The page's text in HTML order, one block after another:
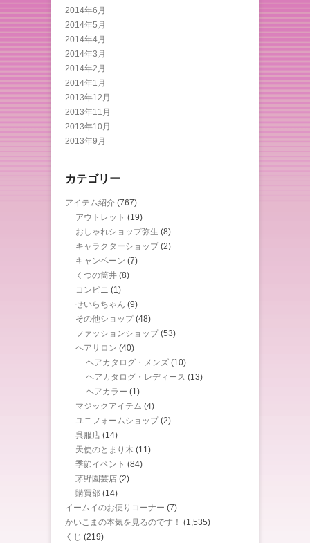
2014年6月
2014年5月
2014年4月
2014年3月
2014年2月
2014年1月
2013年12月
2013年11月
2013年10月
2013年9月
カテゴリー
アイテム紹介 (767)
アウトレット (19)
おしゃれショップ弥生 (8)
キャラクターショップ(2)
キャンペーン (7)
くつの筒井 (8)
コンビニ (1)
せいらちゃん (9)
その他ショップ(48)
ファッションショップ(53)
ヘアサロン (40)
ヘアカタログ・メンズ (10)
ヘアカタログ・レディース (13)
ヘアカラー (1)
マジックアイテム (4)
ユニフォームショップ(2)
呉服店 (14)
天使のとまり木 (11)
季節イベント (84)
茅野園芸店 (2)
購買部 (14)
イームイのお便りコーナー (7)
かいこまの本気を見るのです！ (1,535)
くじ (219)